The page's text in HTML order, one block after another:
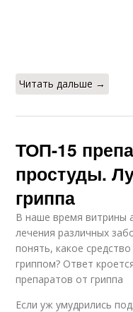
Читать дальше →
ТОП-15
простуды.
гриппа
В наше время витрины
лечения различных
понять, какое
гриппом? Ответ
препаратов от гриппа
Если уж умудрились